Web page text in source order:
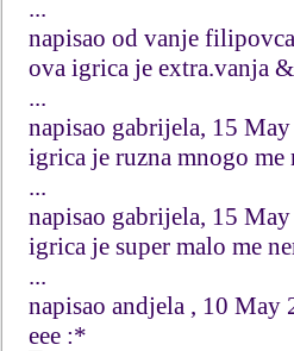
...
napisao od vanje
ova igrica je extra.vanja
...
napisao gabrijela, 15
igrica je ruzna mnogo
...
napisao gabrijela, 15
igrica je super malo me
...
napisao andjela , 10 May
eee :*